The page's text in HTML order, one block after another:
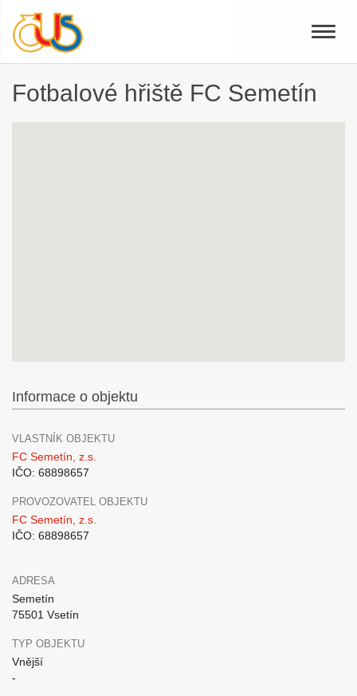
Toggle
Fotbalové hřiště FC Semetín
Informace o objektu
VLASTNÍK OBJEKTU
FC Semetín, z.s.
IČO: 68898657
PROVOZOVATEL OBJEKTU
FC Semetín, z.s.
IČO: 68898657
ADRESA
Semetín
75501 Vsetín
TYP OBJEKTU
Vnější
-